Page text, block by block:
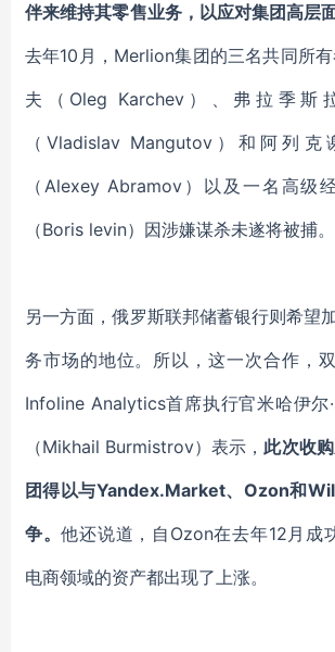
伴来维持其零售业务，以应对集团高层
去年10月，Merlion集团的三名共同所
夫（Oleg Karchev）、弗拉季斯
（Vladislav Mangutov）和阿列克
（Alexey Abramov）以及一名高级
（Boris levin）因涉嫌谋杀未遂将被捕。
另一方面，俄罗斯联邦储蓄银行则希望
务市场的地位。所以，这一次合作，双
Infoline Analytics首席执行官米哈伊尔·
（Mikhail Burmistrov）表示，此次收
团得以与Yandex.Market、Ozon和
争。他还说道，自Ozon在去年12月成
电商领域的资产都出现了上涨。